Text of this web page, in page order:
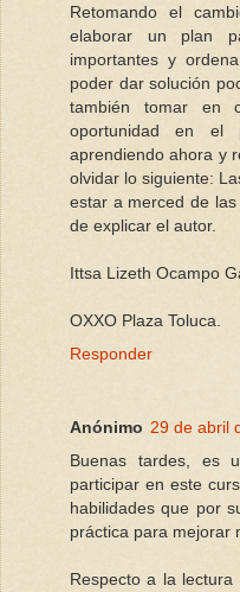
Retomando el
elaborar un plan
importantes y
poder dar solución
también tomar en
oportunidad en el
aprendiendo ahora y
olvidar lo siguiente:
estar a merced de
de explicar el autor.
Ittsa Lizeth Ocampo
OXXO Plaza Toluca.
Responder
Anónimo 29 de abril
Buenas tardes, es
participar en este
habilidades que por
práctica para mejorar
Respecto a la